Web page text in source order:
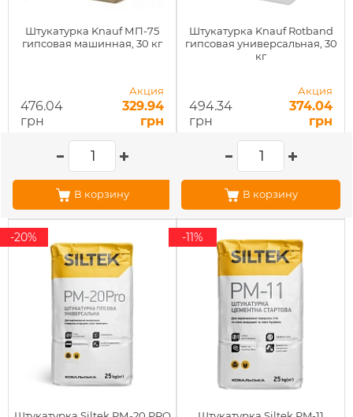
Штукатурка Knauf МП-75
гипсовая машинная, 30 кг
476.04
грн
Акция
329.94
грн
В корзину
Штукатурка Knauf Rotband
гипсовая универсальная, 30
кг
494.34
грн
Акция
374.04
грн
В корзину
-20% -11%